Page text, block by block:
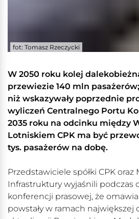
fot: Tomasz Rzeczycki
W 2050 roku kolej
przewiezie 140 mln
niż wskazywały poprzednie
wyliczeń Centralnego Portu
2035 roku na odcinku między
Lotniskiem CPK ma być
tys. pasażerów na dobę.
Przedstawiciele spółki CPK oraz
Infrastruktury wyjaśnili podczas
konferencji prasowej, że
powstały w ramach największej